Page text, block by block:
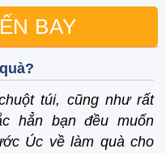
BAY
túi, cũng như rất
hẳn bạn đều muốn
Úc về làm quà cho